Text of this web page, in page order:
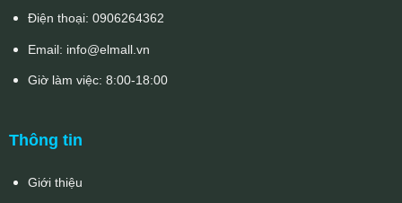
Điện thoại: 0906264362
Email: info@elmall.vn
Giờ làm việc: 8:00-18:00
Thông tin
Giới thiệu